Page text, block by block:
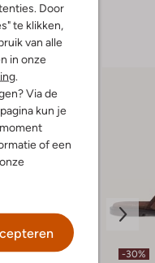
Door
te klikken,
van alle
in onze
.
Via de
kun je
of een
-30%